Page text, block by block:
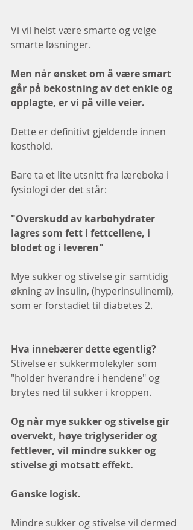
Vi vil helst være smarte og velge
smarte løsninger.
Men når ønsket om å være smart
går på bekostning av det enkle og
opplagte, er vi på ville veier.
Dette er definitivt gjeldende innen
kosthold.
Bare ta et lite utsnitt fra læreboka i
fysiologi der det står:
"Overskudd av karbohydrater
lagres som fett i fettcellene, i
blodet og i leveren"
Mye sukker og stivelse gir samtidig
økning av insulin, (hyperinsulinemi),
som er forstadiet til diabetes 2.
Hva innebærer dette egentlig?
Stivelse er sukkermolekyler som
"holder hverandre i hendene" og
brytes ned til sukker i kroppen.
Og når mye sukker og stivelse gir
overvekt, høye triglyserider og
fettlever, vil mindre sukker og
stivelse gi motsatt effekt.
Ganske logisk.
Mindre sukker og stivelse vil dermed